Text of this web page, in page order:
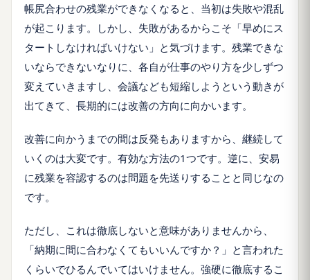
帳尻合わせの残業ができなくなると、当初は失敗や混乱
が起こります。しかし、失敗があるからこそ「早めにス
タートしなければいけない」と気づけます。残業できな
いならできないなりに、各自が仕事のやり方を少しずつ
変えていきますし、会議なども短縮しようという動きが
出てきて、長期的には改善の方向に向かいます。
改善に向かうまでの間は反発もありますから、継続して
いくのは大変です。有効な方法の1つです。逆に、安易
に残業を容認するのは問題を先送りすることと同じなの
です。
ただし、これは徹底しないと意味がありませんから、
「納期に間に合わなくてもいいんですか？」と言われた
くらいでひるんでいてはいけません。強硬に徹底するこ